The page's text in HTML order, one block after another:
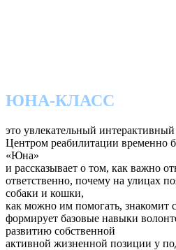
ЮНА-КЛАСС
это увлекательный
Центром реабилитации временно
«Юна»
и рассказывает о том, как важно
ответственно, почему на улицах
собаки и кошки,
как можно им помогать, знакомит
формирует базовые навыки
развитию собственной
активной жизненной позиции у